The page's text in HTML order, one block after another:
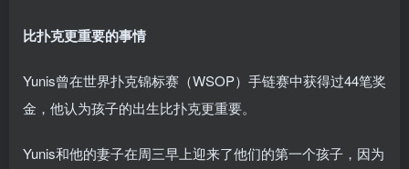
比扑克更重要的事情
Yunis曾在世界扑克锦标赛（WSOP）手链赛中获得过44笔奖
金，他认为孩子的出生比扑克更重要。
Yunis和他的妻子在周三早上迎来了他们的第一个孩子，因为